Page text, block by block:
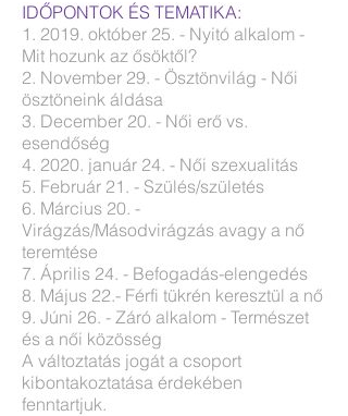
IDŐPONTOK ÉS TEMATIKA:
1. 2019. október 25. - Nyitó alkalom -
Mit hozunk az ősöktől?
2. November 29. - Ösztönvilág - Női
ösztöneink áldása
3. December 20. - Női erő vs.
esendőség
4. 2020. január 24. - Női szexualitás
5. Február 21. - Szülés/születés
6. Március 20. -
Virágzás/Másodvirágzás avagy a nő
teremtése
7. Április 24. - Befogadás-elengedés
8. Május 22.- Férfi tükrén keresztül a nő
9. Júni 26. - Záró alkalom - Természet
és a női közösség
A változtatás jogát a csoport
kibontakoztatása érdekében
fenntartjuk.